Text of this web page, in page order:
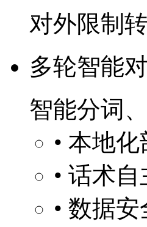
对外限制
多轮智能
智能分词
• 本地
• 话术
• 数据